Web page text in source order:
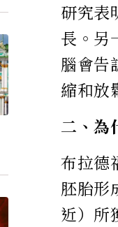
研究表
長。另
腦會告
縮和放
二、為
布拉德
胚胎形
近）所